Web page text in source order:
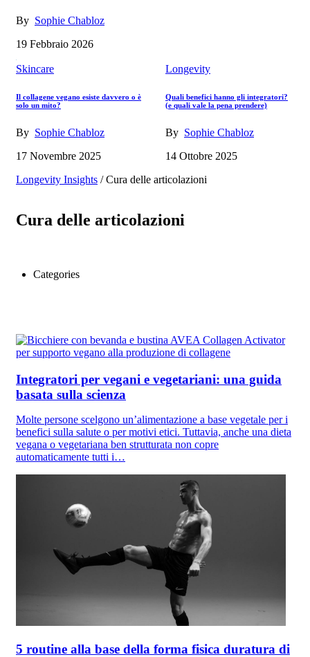
By Sophie Chabloz
19 Febbraio 2026
Skincare
Il collagene vegano esiste davvero o è
solo un mito?
By Sophie Chabloz
17 Novembre 2025
Longevity
Quali benefici hanno gli integratori?
(e quali vale la pena prendere)
By Sophie Chabloz
14 Ottobre 2025
Longevity Insights /Cura delle articolazioni
Cura delle articolazioni
Categories
Integratori per vegani e vegetariani: una guida
basata sulla scienza
Molte persone scelgono un’alimentazione a base vegetale per i
benefici sulla salute o per motivi etici. Tuttavia, anche una dieta
vegana o vegetariana ben strutturata non copre
automaticamente tutti i…
5 routine alla base della forma fisica duratura di